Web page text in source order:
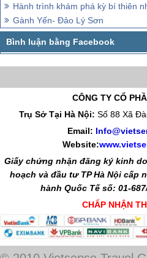
Hành trình khám phá kỳ bí thiên
Gành Yến- Đảo Lý Sơn
CÔNG TY CỔ
Trụ Sở Tại Hà Nội: Số 88 Xã
Email:
Website:
Giấy chứng nhận đăng ký kinh
hoạch và đầu tư TP Hà Nội cấp
hành Quốc Tế số: 01-
CHẤP NHẬN